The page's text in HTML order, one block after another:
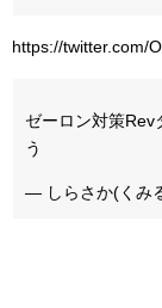
https://twitter.com/
ゼーロン対策Rev
う
— しらさか(くみ